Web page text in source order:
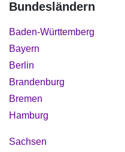
Bundesländern
Baden-Württemberg
Bayern
Berlin
Brandenburg
Bremen
Hamburg
Sachsen